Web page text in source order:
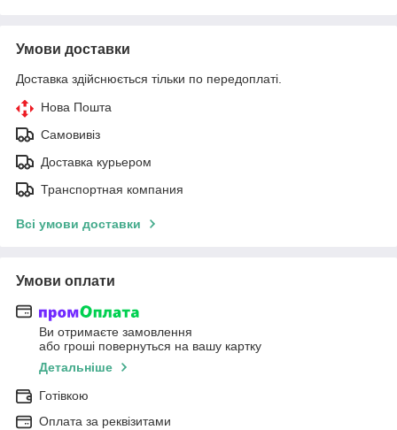
Умови доставки
Доставка здійснюється тільки по передоплаті.
Нова Пошта
Самовивіз
Доставка курьером
Транспортная компания
Всі умови доставки
Умови оплати
Ви отримаєте замовлення
або гроші повернуться на вашу картку
Детальніше
Готівкою
Оплата за реквізитами